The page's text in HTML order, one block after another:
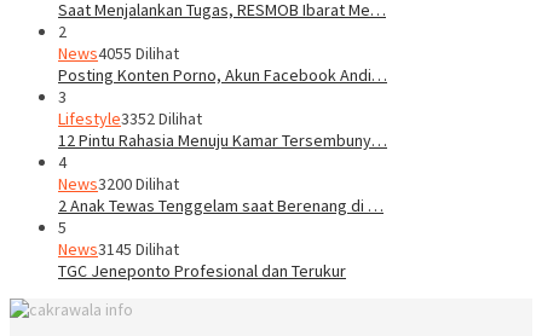
Saat Menjalankan Tugas, RESMOB Ibarat Me…
2
News4055 Dilihat
Posting Konten Porno, Akun Facebook Andi…
3
Lifestyle3352 Dilihat
12 Pintu Rahasia Menuju Kamar Tersembuny…
4
News3200 Dilihat
2 Anak Tewas Tenggelam saat Berenang di …
5
News3145 Dilihat
TGC Jeneponto Profesional dan Terukur